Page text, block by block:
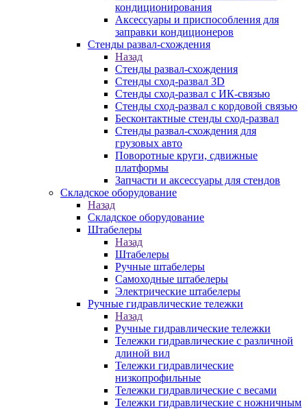
кондиционирования
Аксессуары и приспособления для
заправки кондиционеров
Стенды развал-схождения
Назад
Стенды развал-схождения
Стенды сход-развал 3D
Стенды сход-развал с ИК-связью
Стенды сход-развал с кордовой связью
Бесконтактные стенды сход-развал
Стенды развал-схождения для
грузовых авто
Поворотные круги, сдвижные
платформы
Запчасти и аксессуары для стендов
Складское оборудование
Назад
Складское оборудование
Штабелеры
Назад
Штабелеры
Ручные штабелеры
Самоходные штабелеры
Электрические штабелеры
Ручные гидравлические тележки
Назад
Ручные гидравлические тележки
Тележки гидравлические с различной
длиной вил
Тележки гидравлические
низкопрофильные
Тележки гидравлические с весами
Тележки гидравлические с ножничным